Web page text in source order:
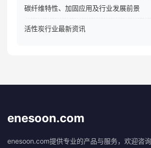
碳纤维特性、加固应用及行业发展前景
活性炭行业最新资讯
enesoon.com
enesoon.com提供专业的产品与服务，欢迎咨询